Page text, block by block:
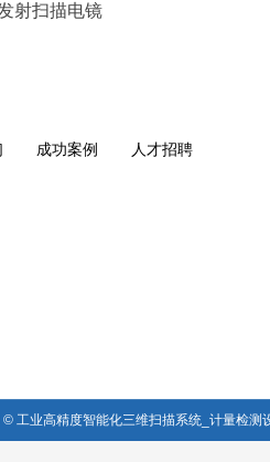
射扫描电镜
成功案例 人才招聘
工业高精度智能化三维扫描系统_计量检测